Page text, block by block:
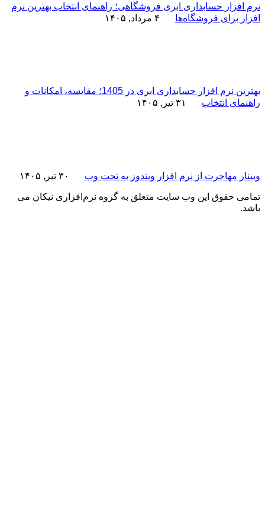
نرم افزار حسابداری ابری فروشگاهی؛ راهنمای انتخاب بهترین نرم
افزار برای فروشگاه‌ها
بهترین نرم افزار حسابداری ابری در 1405؛ مقایسه، امکانات و
راهنمای انتخاب
وبینار مهاجرت از نرم افزار ویندوز به تحت وب
تمامی حقوق این وب سایت متعلق به گروه نرم‌افزاری نیکان می
باشد.